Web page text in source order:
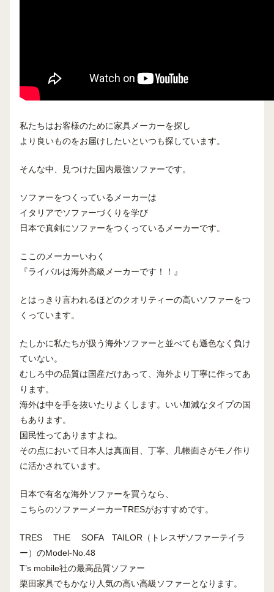
私たちはお客様のために家具メーカーを探し
より良いものをお届けしたいといつも探しています。
そんな中、見つけた国内最強ソファーです。
ソファーをつくっているメーカーは
イタリアでソファーづくりを学び
日本で真剣にソファーをつくっているメーカーです。
ここのメーカーいわく
『ライバルは海外高級メーカーです！！』
とはっきり言われるほどのクオリティーの高いソファーをつ
くっています。
たしかに私たちが扱う海外ソファーと並べても遜色なく負け
ていない。
むしろ中の品質は国産だけあって、海外より丁寧に作ってあ
ります。
海外は中を手を抜いたりよくします。いい加減なタイプの国
もあります。
国民性ってありますよね。
その点において日本人は真面目、丁寧、几帳面さがモノ作り
に活かされています。
日本で有名な海外ソファーを買うなら、
こちらのソファーメーカーTRESがおすすめです。
TRES THE SOFA TAILOR（トレスザソファーテイラ
ー）のModel-No.48
T’s mobile社の最高品質ソファー
栗田家具でもかなり人気の高い高級ソファーとなります。